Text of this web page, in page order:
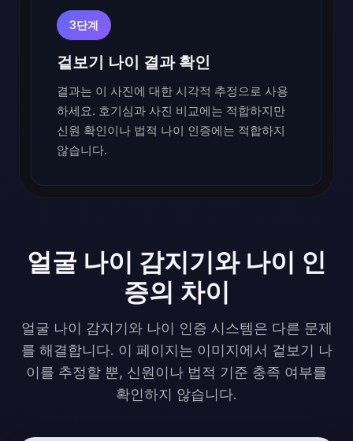
3단계
겉보기 나이 결과 확인
결과는 이 사진에 대한 시각적 추정으로 사용
하세요. 호기심과 사진 비교에는 적합하지만
신원 확인이나 법적 나이 인증에는 적합하지
않습니다.
얼굴 나이 감지기와 나이 인
증의 차이
얼굴 나이 감지기와 나이 인증 시스템은 다른 문제
를 해결합니다. 이 페이지는 이미지에서 겉보기 나
이를 추정할 뿐, 신원이나 법적 기준 충족 여부를
확인하지 않습니다.